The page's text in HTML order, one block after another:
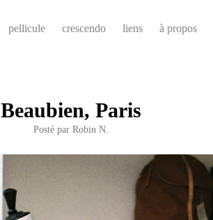
pellicule crescendo liens à propos
Beaubien, Paris
Posté par Robin N.